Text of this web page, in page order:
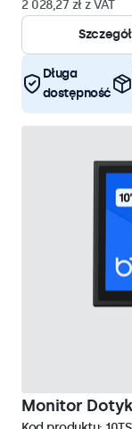
2 028,27 zł z VAT
Długa
dostępność
Monitor